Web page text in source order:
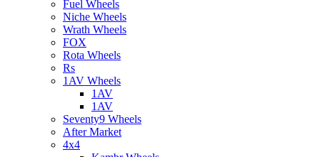
Fuel Wheels
Niche Wheels
Wrath Wheels
FOX
Rota Wheels
Rs
1AV Wheels
1AV
1AV
Seventy9 Wheels
After Market
4x4